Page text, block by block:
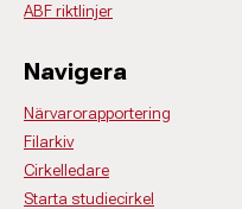
ABF riktlinjer
Navigera
Närvarorapportering
Filarkiv
Cirkelledare
Starta studiecirkel